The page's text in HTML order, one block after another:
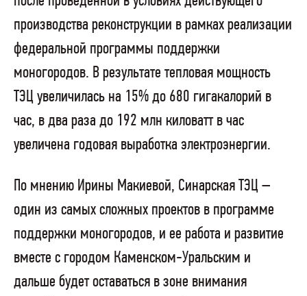
производства реконструкции в рамках реализации
федеральной программы поддержки
моногородов. В результате тепловая мощность
ТЭЦ увеличилась на 15% до 680 гигакалорий в
час, в два раза до 192 млн киловатт в час
увеличена годовая выработка электроэнергии.
По мнению Ирины Макиевой, Синарская ТЭЦ –
один из самых сложных проектов в программе
поддержки моногородов, и ее работа и развитие
вместе с городом Каменском-Уральским и
дальше будет оставаться в зоне внимания